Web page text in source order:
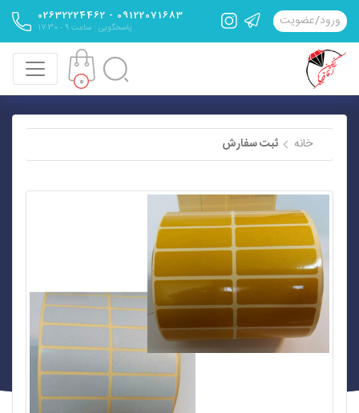
ورود/عضویت 09122071683 - 02632224462
پاسخگویی : ساعت 9 - 17:30
0
خانه ثبت سفارش